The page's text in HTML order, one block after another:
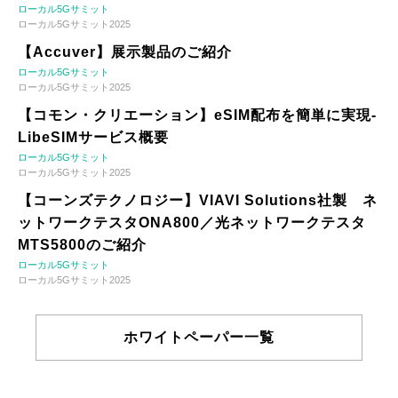
ローカル5Gサミット
ローカル5Gサミット2025
【Accuver】展示製品のご紹介
ローカル5Gサミット
ローカル5Gサミット2025
【コモン・クリエーション】eSIM配布を簡単に実現-
LibeSIMサービス概要
ローカル5Gサミット
ローカル5Gサミット2025
【コーンズテクノロジー】VIAVI Solutions社製 ネ
ットワークテスタONA800／光ネットワークテスタ
MTS5800のご紹介
ローカル5Gサミット
ローカル5Gサミット2025
ホワイトペーパー一覧